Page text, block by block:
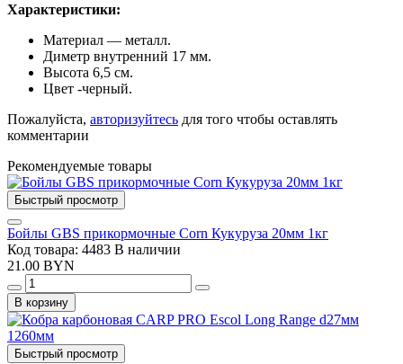
Характеристики:
Материал — металл.
Диметр внутренний 17 мм.
Высота 6,5 см.
Цвет -черный.
Пожалуйста, авторизуйтесь для того чтобы оставлять
комментарии
Рекомендуемые товары
Быстрый просмотр
Бойлы GBS прикормочные Corn Кукуруза 20мм 1кг
Код товара: 4483 В наличии
21.00 BYN
В корзину
Быстрый просмотр